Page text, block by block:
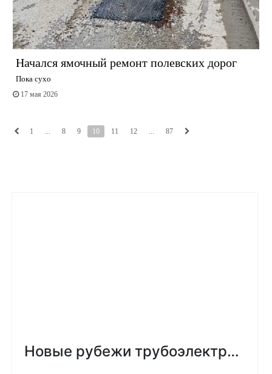
Начался ямочный ремонт полевских дорог
Пока сухо
17 мая 2026
1 ... 8 9 10 11 12 ... 87